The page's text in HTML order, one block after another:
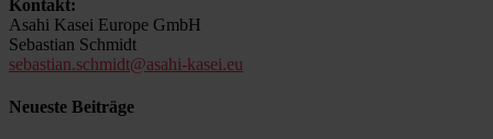
Kontakt:
Asahi Kasei Europe GmbH
Sebastian Schmidt
sebastian.schmidt@asahi-kasei.eu
Neueste Beiträge